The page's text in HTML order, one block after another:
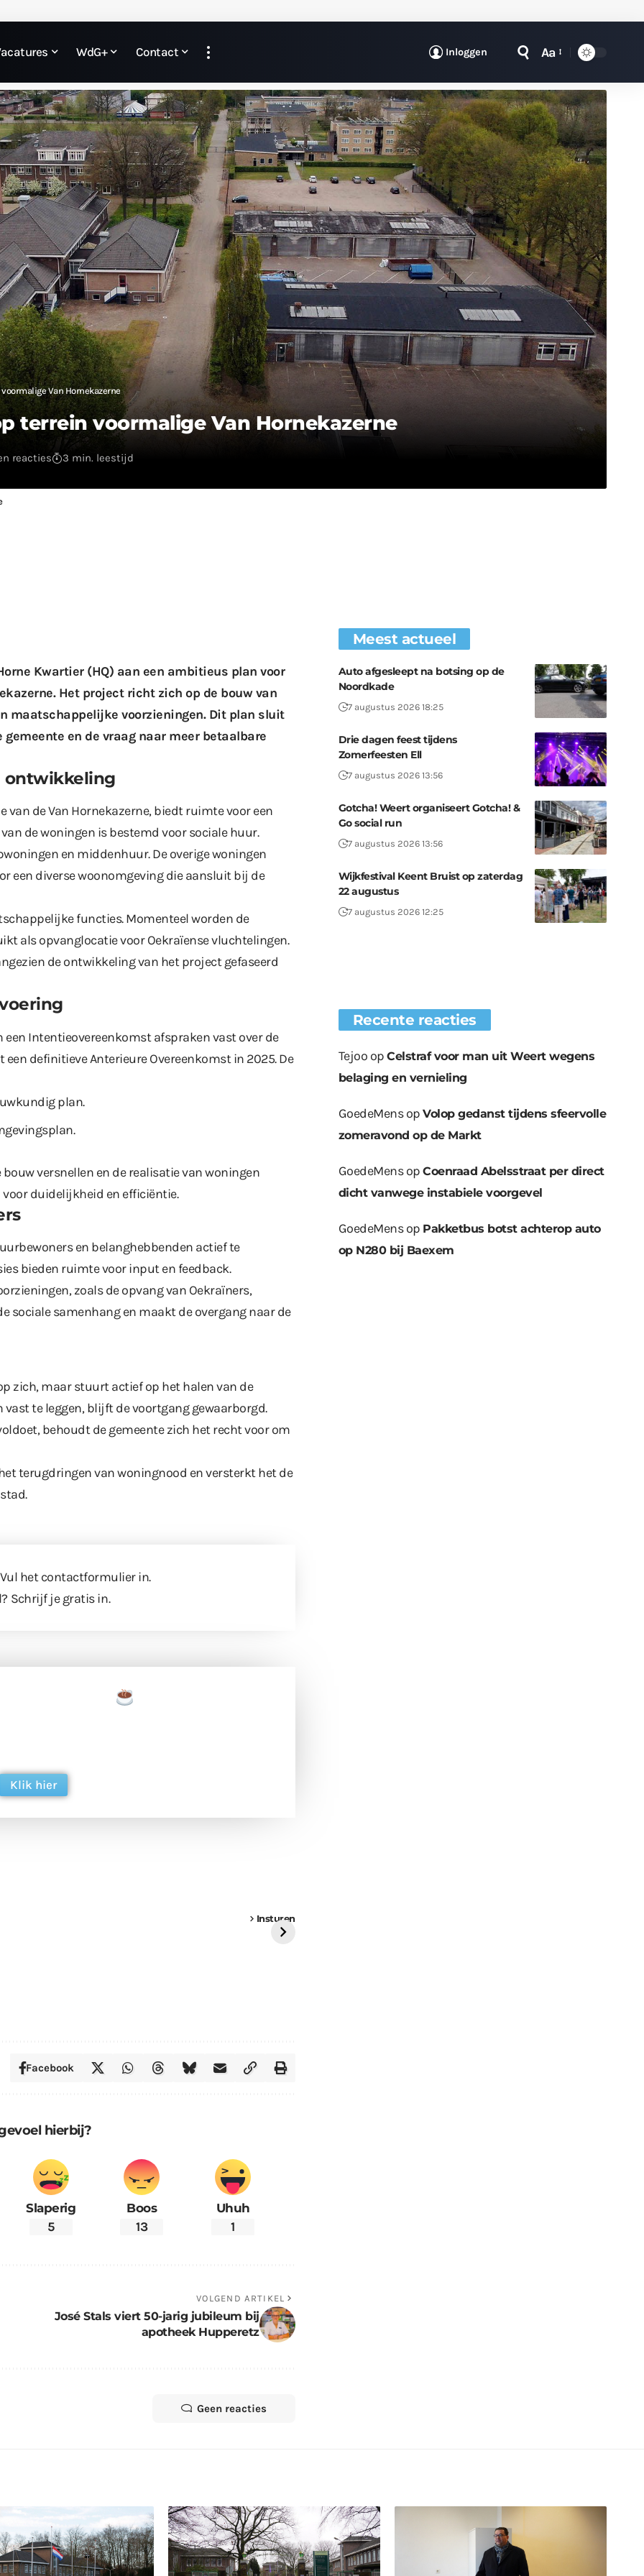
WdG+ Contact Inloggen Aa
Van Hornekazerne
terrein voormalige Van Hornekazerne
reacties 3 min. leestijd
Kwartier (HQ) aan een ambitieus plan voor
Het project richt zich op de bouw van
maatschappelijke voorzieningen. Dit plan sluit
en de vraag naar meer betaalbare
ontwikkeling
van de Van Hornekazerne, biedt ruimte voor een
de woningen is bestemd voor sociale huur.
en middenhuur. De overige woningen
een diverse woonomgeving die aansluit bij de
functies. Momenteel worden de
als opvanglocatie voor Oekraïense vluchtelingen.
de ontwikkeling van het project gefaseerd
een Intentieovereenkomst afspraken vast over de
definitieve Anterieure Overeenkomst in 2025. De
plan.
versnellen en de realisatie van woningen
duidelijkheid en efficiëntie.
en belanghebbenden actief te
bieden ruimte voor input en feedback.
zoals de opvang van Oekraïners,
sociale samenhang en maakt de overgang naar de
zich, maar stuurt actief op het halen van de
te leggen, blijft de voortgang gewaarborgd.
behoudt de gemeente zich het recht voor om
terugdringen van woningnood en versterkt het de
het contactformulierin.
Schrijf je gratis in.
Klik hier
Insturen
Facebook
hierbij?
Slaperig
5
Boos
13
Uhuh
1
VOLGEND ARTIKEL
José Stals viert 50-jarig jubileum bij
apotheek Hupperetz
Geen reacties
Meest actueel
Auto afgesleept na botsing op de
Noordkade
7 augustus 2026 18:25
Drie dagen feest tijdens
Zomerfeesten Ell
7 augustus 2026 13:56
Gotcha! Weert organiseert Gotcha! &
Go social run
7 augustus 2026 13:56
Wijkfestival Keent Bruist op zaterdag
22 augustus
7 augustus 2026 12:25
Recente reacties
Tejoo opCelstraf voor man uit Weert wegens
belaging en vernieling
GoedeMensopVolop gedanst tijdens sfeervolle
zomeravond op de Markt
GoedeMensopCoenraad Abelsstraat per direct
dicht vanwege instabiele voorgevel
GoedeMensop Pakketbus botst achterop auto
op N280 bij Baexem